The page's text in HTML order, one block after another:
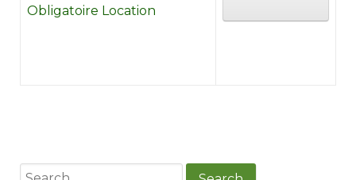
Obligatoire Location
Search